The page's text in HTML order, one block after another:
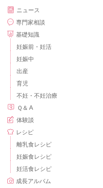
ニュース
専門家相談
基礎知識
妊娠前・妊活
妊娠中
出産
育児
不妊・不妊治療
Ｑ＆Ａ
体験談
レシピ
離乳食レシピ
妊娠食レシピ
妊活食レシピ
成長アルバム